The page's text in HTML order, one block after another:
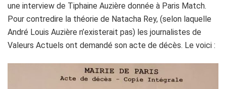
une interview de Tiphaine Auzière donnée à Paris Match.
Pour contredire la théorie de Natacha Rey, (selon laquelle
André Louis Auzière n’existerait pas) les journalistes de
Valeurs Actuels ont demandé son acte de décès. Le voici :